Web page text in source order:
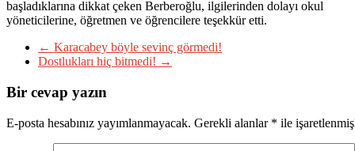
başladıklarına dikkat çeken Berberoğlu, ilgilerinden dolayı okul
yöneticilerine, öğretmen ve öğrencilere teşekkür etti.
← Karacabey böyle sevinç görmedi!
Dostlukları hiç bitmedi! →
Bir cevap yazın
E-posta hesabınız yayımlanmayacak. Gerekli alanlar * ile